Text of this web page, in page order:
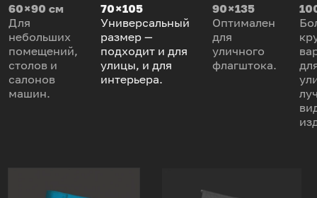
60 × 90 см
Для
небольших
помещений,
столов и
салонов
машин.
70 × 105
Универсальный
размер —
подходит и для
улицы, и для
интерьера.
90 × 135
Оптимален
для
уличного
флагштока.